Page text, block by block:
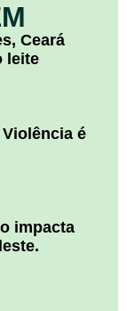
Ceará
leite
é
impacta